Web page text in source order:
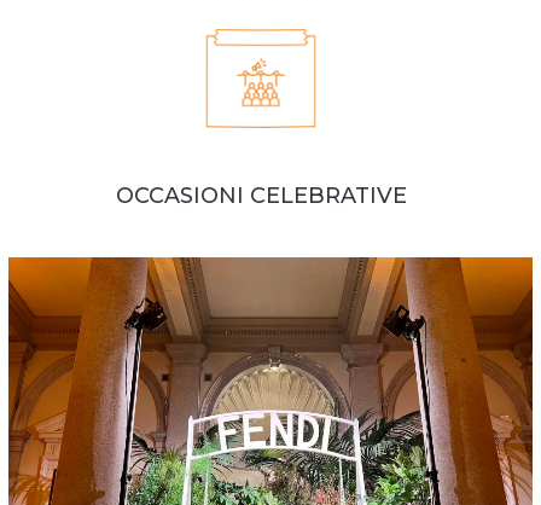
OCCASIONI CELEBRATIVE